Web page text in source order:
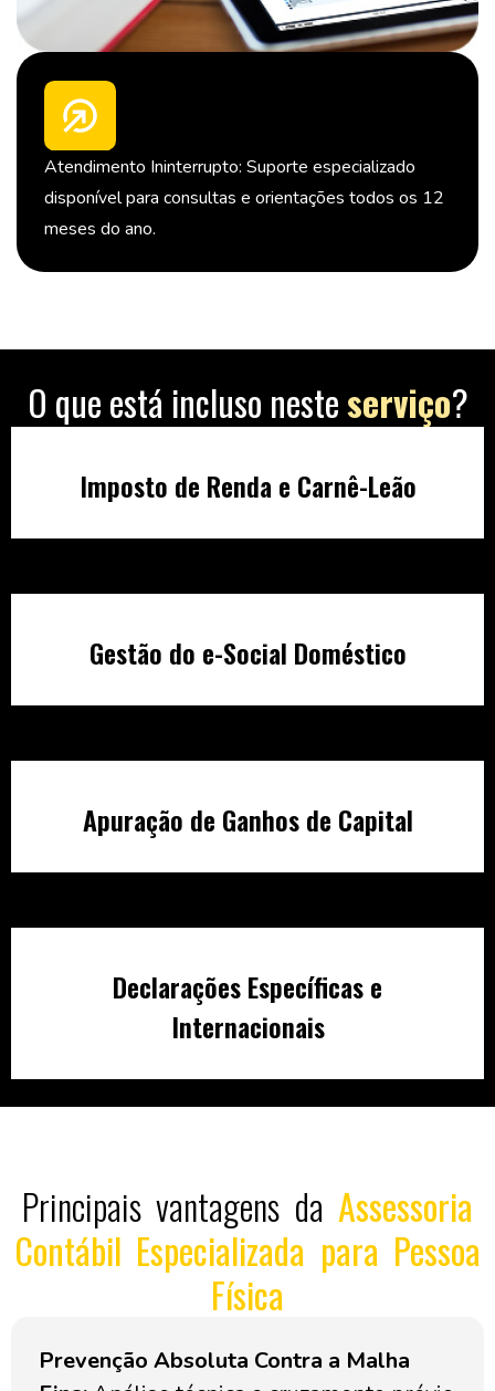
Atendimento Ininterrupto: Suporte especializado
disponível para consultas e orientações todos os 12
meses do ano.
O que está incluso nesteserviço?
Imposto de Renda e Carnê-Leão
Gestão do e-Social Doméstico
Apuração de Ganhos de Capital
Declarações Específicas e
Internacionais
Principais vantagens da Assessoria
Contábil Especializada para Pessoa
Física
Prevenção Absoluta Contra a Malha